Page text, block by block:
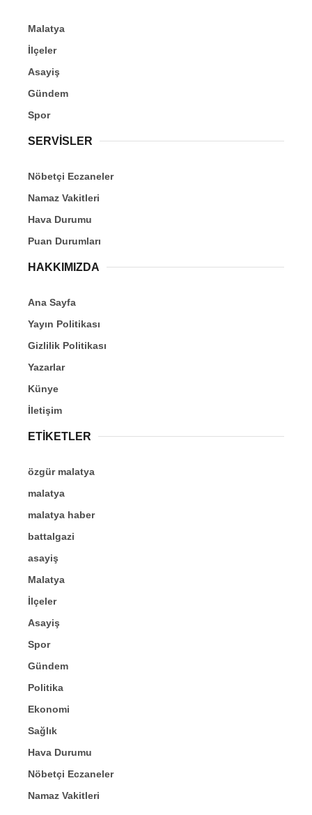
Malatya
İlçeler
Asayiş
Gündem
Spor
SERVİSLER
Nöbetçi Eczaneler
Namaz Vakitleri
Hava Durumu
Puan Durumları
HAKKIMIZDA
Ana Sayfa
Yayın Politikası
Gizlilik Politikası
Yazarlar
Künye
İletişim
ETİKETLER
özgür malatya
malatya
malatya haber
battalgazi
asayiş
Malatya
İlçeler
Asayiş
Spor
Gündem
Politika
Ekonomi
Sağlık
Hava Durumu
Nöbetçi Eczaneler
Namaz Vakitleri